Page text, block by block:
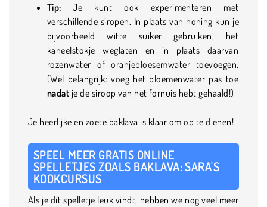
Tip:Je kunt ook experimenteren met
verschillende siropen. In plaats van honing kun je
bijvoorbeeld witte suiker gebruiken, het
kaneelstokje weglaten en in plaats daarvan
rozenwater of oranjebloesemwater toevoegen.
(Wel belangrijk: voeg het bloemenwater pas toe
nadat je de siroop van het fornuis hebt gehaald!)
Je heerlijke en zoete baklava is klaar om op te dienen!
SPEEL MEER GRATIS ONLINE
SPELLETJES ZOALS BAKLAVA: SARA'S
KOOKCURSUS
Als je dit spelletje leuk vindt, hebben we nog veel meer